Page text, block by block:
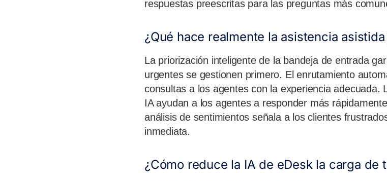
respuestas preescritas para las preguntas más
¿Qué hace realmente la asistencia asistida
La priorización inteligente de la bandeja de entrada
urgentes se gestionen primero. El enrutamiento
consultas a los agentes con la experiencia adecuada.
IA ayudan a los agentes a responder más
análisis de sentimientos señala a los clientes
inmediata.
¿Cómo reduce la IA de eDesk la carga de